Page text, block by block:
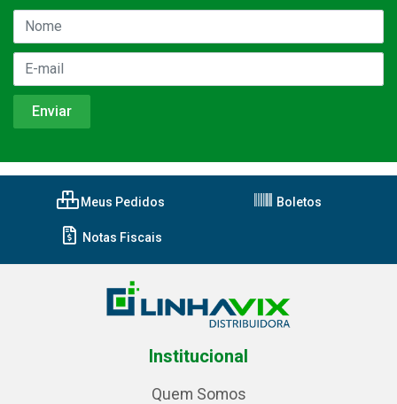
Meus Pedidos Boletos
Notas Fiscais
Institucional
Quem Somos